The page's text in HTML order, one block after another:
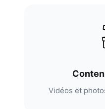
Vidéos et